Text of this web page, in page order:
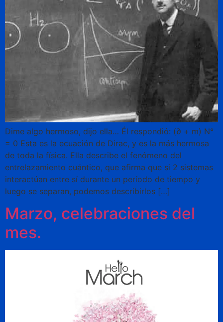
Dime algo hermoso, dijo ella… Él respondió: (∂ + m) N°
= 0 Esta es la ecuación de Dirac, y es la más hermosa
de toda la física. Ella describe el fenómeno del
entrelazamiento cuántico, que afirma que si 2 sistemas
interactúan entre sí durante un período de tiempo y
luego se separan, podemos describirlos […]
Marzo, celebraciones del
mes.